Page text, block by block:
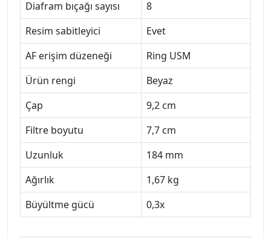
Diafram bıçağı sayısı
8
Resim sabitleyici
Evet
AF erişim düzeneği
Ring USM
Ürün rengi
Beyaz
Çap
9,2 cm
Filtre boyutu
7,7 cm
Uzunluk
184 mm
Ağırlık
1,67 kg
Büyültme gücü
0,3x